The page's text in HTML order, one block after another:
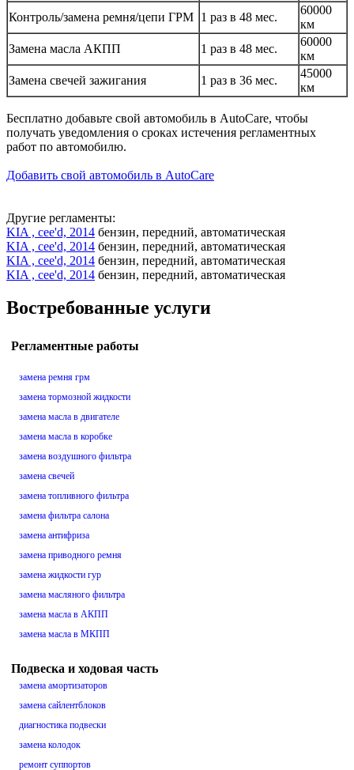
Контроль/замена ремня/цепи ГРМ 1 раз в 48 мес.
60000
км
Замена масла АКПП
1 раз в 48 мес.
60000
км
Замена свечей зажигания
1 раз в 36 мес.
45000
км
Бесплатно добавьте свой автомобиль в AutoCare, чтобы
получать уведомления о сроках истечения регламентных
работ по автомобилю.
Добавить свой автомобиль в AutoCare
Другие регламенты:
KIA , cee'd, 2014 бензин, передний, автоматическая
KIA , cee'd, 2014 бензин, передний, автоматическая
KIA , cee'd, 2014 бензин, передний, автоматическая
KIA , cee'd, 2014 бензин, передний, автоматическая
Востребованные услуги
Регламентные работы
замена ремня грм
замена тормозной жидкости
замена масла в двигателе
замена масла в коробке
замена воздушного фильтра
замена свечей
замена топливного фильтра
замена фильтра салона
замена антифриза
замена приводного ремня
замена жидкости гур
замена масляного фильтра
замена масла в АКПП
замена масла в МКПП
Подвеска и ходовая часть
замена амортизаторов
замена сайлентблоков
диагностика подвески
замена колодок
ремонт суппортов